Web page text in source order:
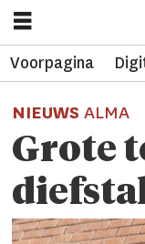
Voorpagina
NIEUWSALMA
Grote